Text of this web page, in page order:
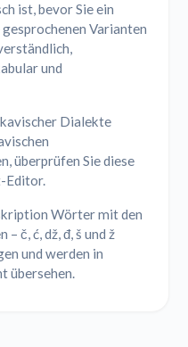
ist, bevor Sie ein
Varianten
und
Dialekte
überprüfen Sie diese
Editor.
Wörter mit den
č, ć, dž, đ, š und ž
und werden in
übersehen.